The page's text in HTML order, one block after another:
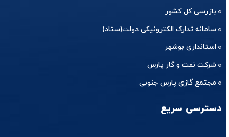
بازرسی کل کشور
سامانه تدارک الکترونیکی دولت(ستاد)
استانداری بوشهر
شرکت نفت و گاز پارس
مجتمع گازی پارس جنوبی
دسترسی سریع